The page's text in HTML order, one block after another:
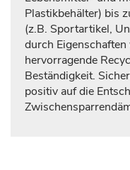
Plastikbehälter) bis
(z.B. Sportartikel,
durch
hervorragende
Beständigkeit.
positiv auf die